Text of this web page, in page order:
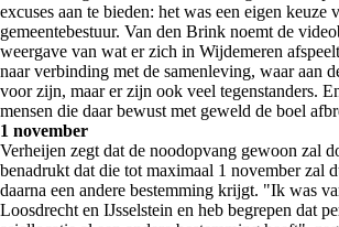
excuses aan te bieden: het was een eigen keuze
gemeentebestuur. Van den Brink noemt de
weergave van wat er zich in Wijdemeren
naar verbinding met de samenleving, waar aan
voor zijn, maar er zijn ook veel tegenstanders.
mensen die daar bewust met geweld de boel
1 november
Verheijen zegt dat de noodopvang gewoon zal
benadrukt dat die tot maximaal 1 november zal
daarna een andere bestemming krijgt. "Ik was
Loosdrecht en IJsselstein en heb begrepen dat